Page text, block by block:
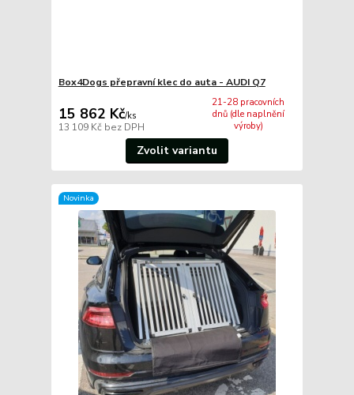
Box4Dogs přepravní klec do auta - AUDI Q7
15 862 Kč/ks
13 109 Kč bez DPH
21-28 pracovních
dnů (dle naplnění
výroby)
Zvolit variantu
Novinka